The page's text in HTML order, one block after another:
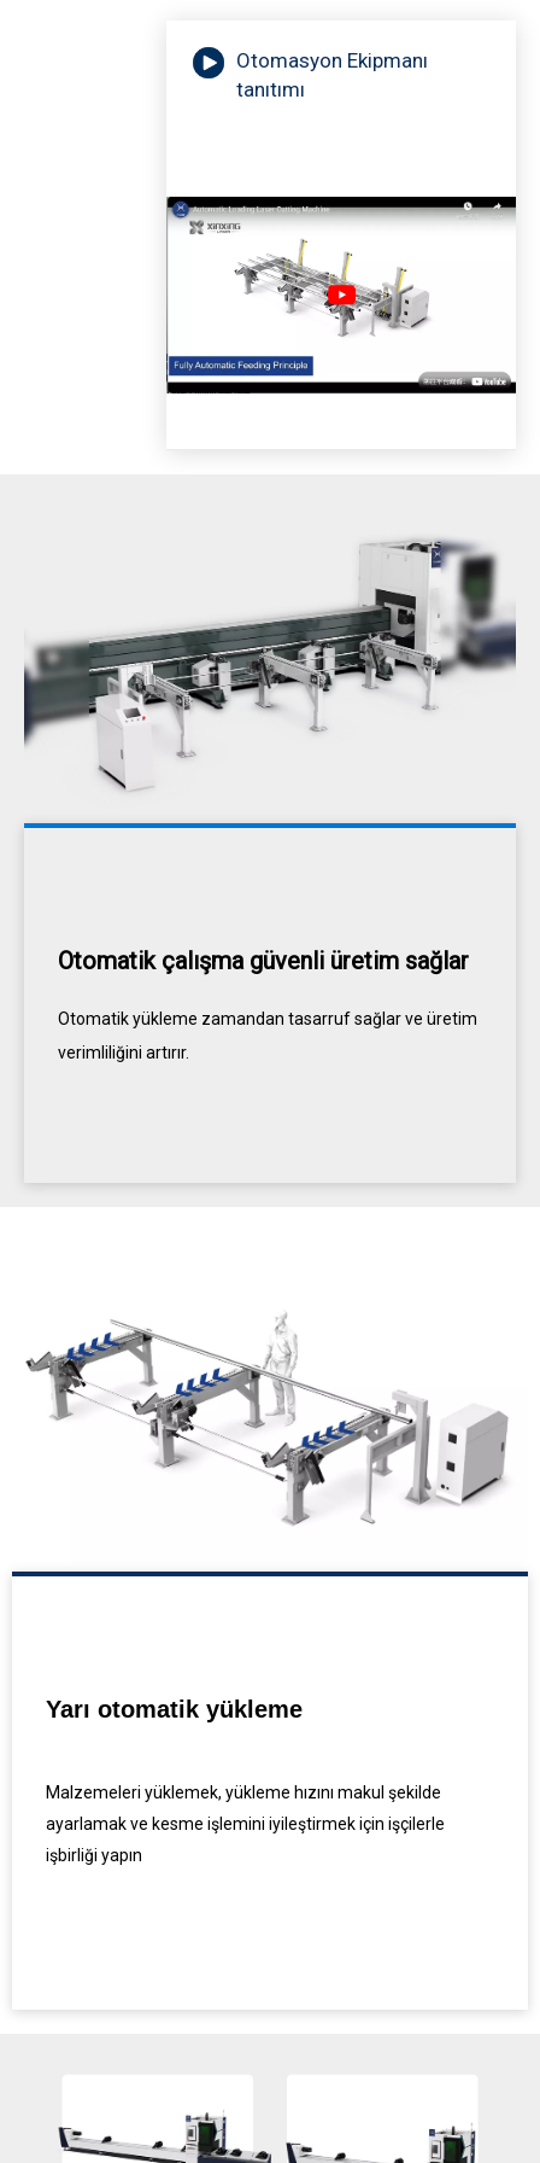
Otomasyon Ekipmanı
tanıtımı
Otomatik çalışma güvenli üretim sağlar
Otomatik yükleme zamandan tasarruf sağlar ve üretim
verimliliğini artırır.
Yarı otomatik yükleme
Malzemeleri yüklemek, yükleme hızını makul şekilde
ayarlamak ve kesme işlemini iyileştirmek için işçilerle
işbirliği yapın